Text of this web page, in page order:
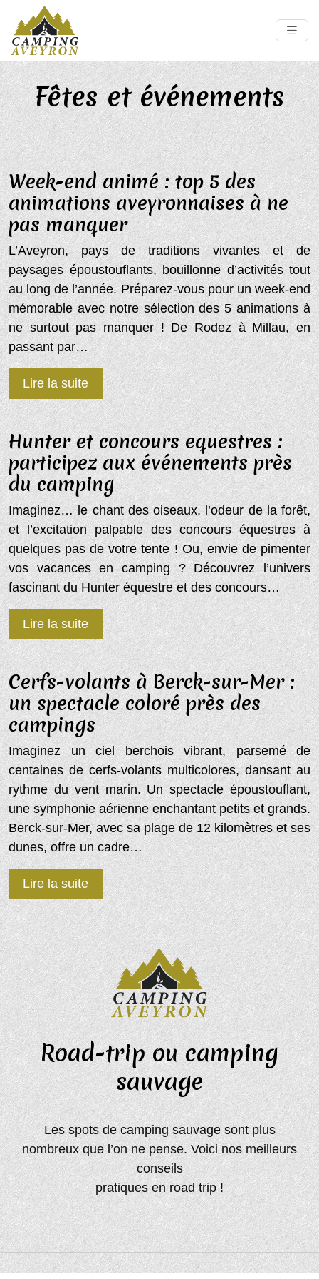
Fêtes et événements
Week-end animé : top 5 des
animations aveyronnaises à ne
pas manquer
L’Aveyron, pays de traditions vivantes et de
paysages époustouflants, bouillonne d’activités tout
au long de l’année. Préparez-vous pour un week-end
mémorable avec notre sélection des 5 animations à
ne surtout pas manquer ! De Rodez à Millau, en
passant par…
Lire la suite
Hunter et concours equestres :
participez aux événements près
du camping
Imaginez… le chant des oiseaux, l’odeur de la forêt,
et l’excitation palpable des concours équestres à
quelques pas de votre tente ! Ou, envie de pimenter
vos vacances en camping ? Découvrez l’univers
fascinant du Hunter équestre et des concours…
Lire la suite
Cerfs-volants à Berck-sur-Mer :
un spectacle coloré près des
campings
Imaginez un ciel berchois vibrant, parsemé de
centaines de cerfs-volants multicolores, dansant au
rythme du vent marin. Un spectacle époustouflant,
une symphonie aérienne enchantant petits et grands.
Berck-sur-Mer, avec sa plage de 12 kilomètres et ses
dunes, offre un cadre…
Lire la suite
Road-trip ou camping
sauvage
Les spots de camping sauvage sont plus
nombreux que l’on ne pense. Voici nos meilleurs
conseils
pratiques en road trip !